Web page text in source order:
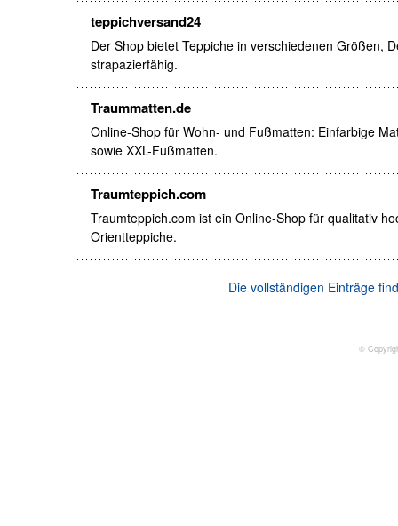
teppichversand24
Der Shop bietet Teppiche in verschiedenen Größen,
strapazierfähig.
Traummatten.de
Online-Shop für Wohn- und Fußmatten: Einfarbige
sowie XXL-Fußmatten.
Traumteppich.com
Traumteppich.com ist ein Online-Shop für qualitativ
Orientteppiche.
Die vollständigen Einträge
©